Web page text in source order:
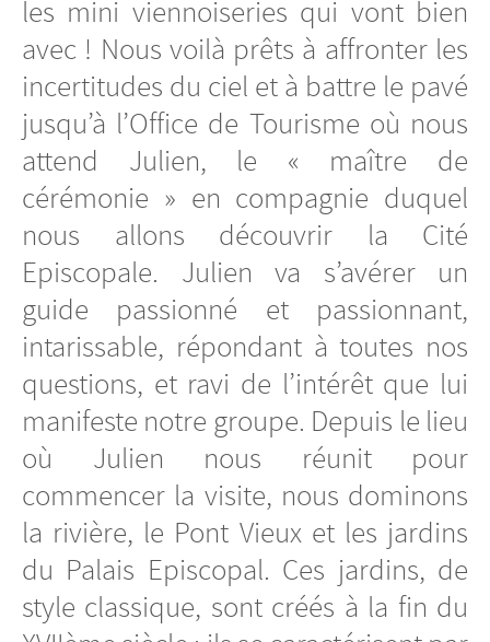
les mini viennoiseries qui vont bien
avec ! Nous voilà prêts à affronter les
incertitudes du ciel et à battre le pavé
jusqu’à l’Office de Tourisme où nous
attend Julien, le « maître de
cérémonie » en compagnie duquel
nous allons découvrir la Cité
Episcopale. Julien va s’avérer un
guide passionné et passionnant,
intarissable, répondant à toutes nos
questions, et ravi de l’intérêt que lui
manifeste notre groupe. Depuis le lieu
où Julien nous réunit pour
commencer la visite, nous dominons
la rivière, le Pont Vieux et les jardins
du Palais Episcopal. Ces jardins, de
style classique, sont créés à la fin du